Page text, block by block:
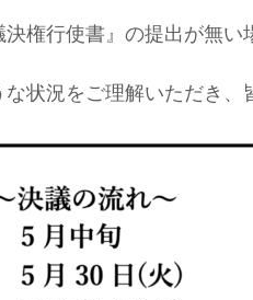
決権行使書』の提出が無い
状況をご理解いただき、